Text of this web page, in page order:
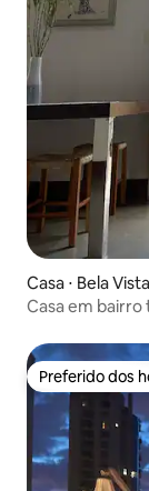
Casa ⋅ Bela Vista
Casa em
Preferido dos
Preferido dos